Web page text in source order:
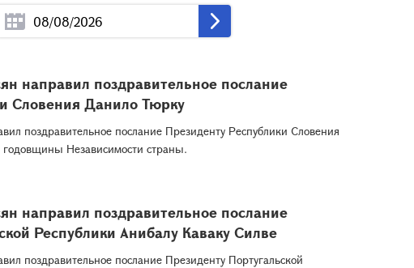
направил поздравительное послание
Словения Данило Тюрку
поздравительное послание Президенту Республики Словения
Независимости страны.
направил поздравительное послание
Республики Анибалу Каваку Силве
поздравительное послание Президенту Португальской